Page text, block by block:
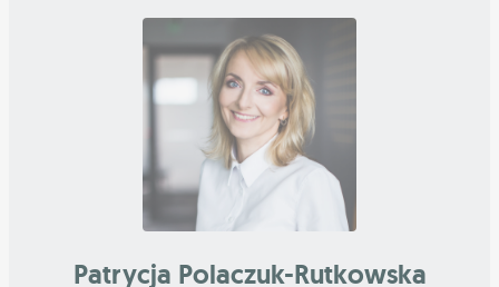
Patrycja Polaczuk-Rutkowska